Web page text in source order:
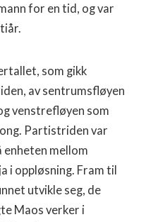
for en tid, og var
som gikk
av sentrumsfløyen
venstrefløyen som
Partistriden var
enheten mellom
i oppløsning. Fram til
utvikle seg, de
Maos verker i